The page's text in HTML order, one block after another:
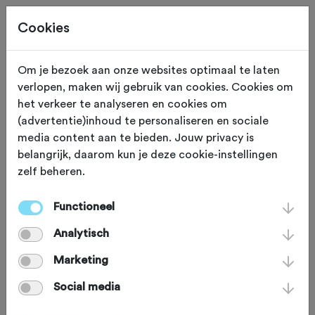
OVERIG Gewijzigd op 26 augustus 2024
Wolf zorgt voor sluiting
MTB-route(s) Den
Treek
De komende weken kun je niet
mountainbiken in natuurgebied Den
Treek. De kans in namelijk groot dat je
Cookies
Om je bezoek aan onze websites optimaal te laten
verlopen, maken wij gebruik van cookies. Cookies om
het verkeer te analyseren en cookies om
(advertentie)inhoud te personaliseren en sociale
media content aan te bieden. Jouw privacy is
belangrijk, daarom kun je deze cookie-instellingen
zelf beheren.
Functioneel
Analytisch
Marketing
Social media